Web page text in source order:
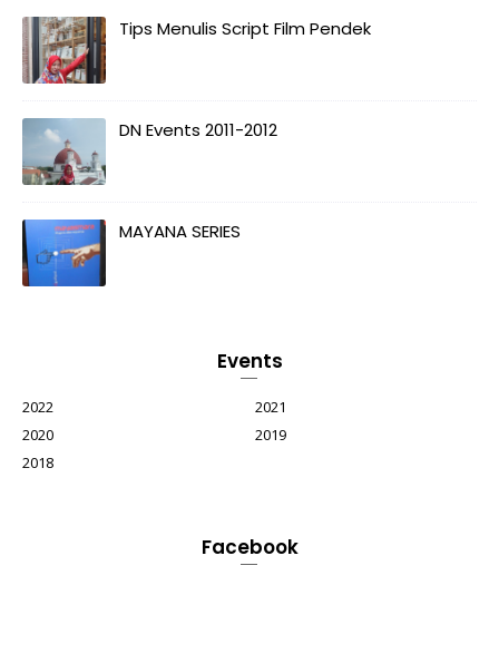
Tips Menulis Script Film Pendek
DN Events 2011-2012
MAYANA SERIES
Events
2022
2021
2020
2019
2018
Facebook